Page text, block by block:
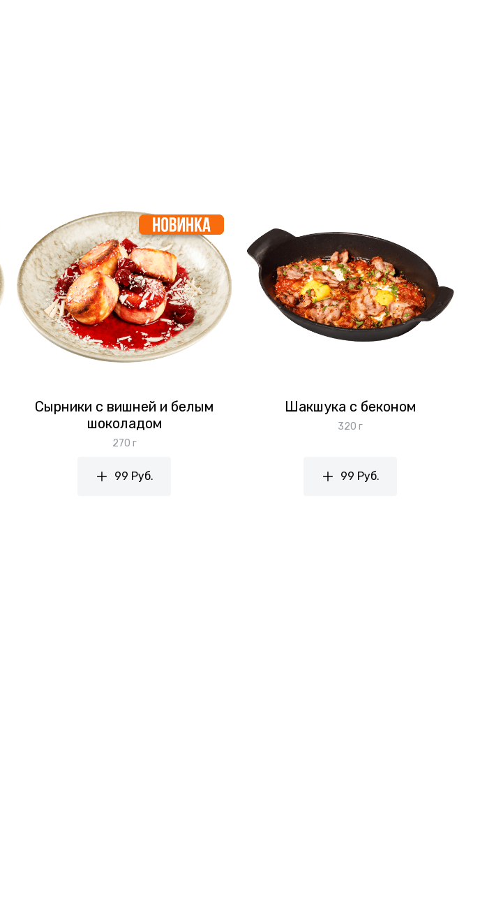
Сырники с вишней и белым
шоколадом
270 г
99 Руб.
Шакшука с беконом
320 г
99 Руб.